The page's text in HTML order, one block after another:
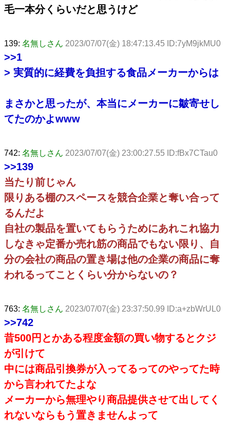
毛一本分くらいだと思うけど
139: 名無しさん 2023/07/07(金) 18:47:13.45 ID:7yM9jkMU0
>>1
> 実質的に経費を負担する食品メーカーからは
まさかと思ったが、本当にメーカーに皺寄せし
てたのかよwww
742: 名無しさん 2023/07/07(金) 23:00:27.55 ID:fBx7CTau0
>>139
当たり前じゃん
限りある棚のスペースを競合企業と奪い合って
るんだよ
自社の製品を置いてもらうためにあれこれ協力
しなきゃ定番か売れ筋の商品でもない限り、自
分の会社の商品の置き場は他の企業の商品に奪
われるってことくらい分からないの？
763: 名無しさん 2023/07/07(金) 23:37:50.99 ID:a+zbWrUL0
>>742
昔500円とかある程度金額の買い物するとクジ
が引けて
中には商品引換券が入ってるってのやってた時
から言われてたよな
メーカーから無理やり商品提供させて出してく
れないならもう置きませんよって